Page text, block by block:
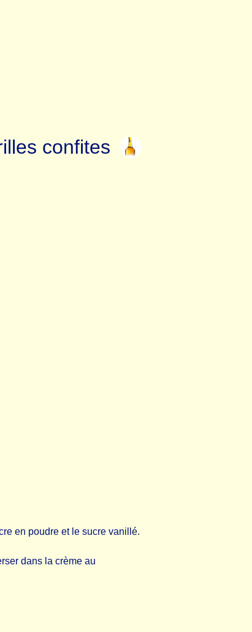
confites
en poudre et le sucre vanillé.
dans la crème au